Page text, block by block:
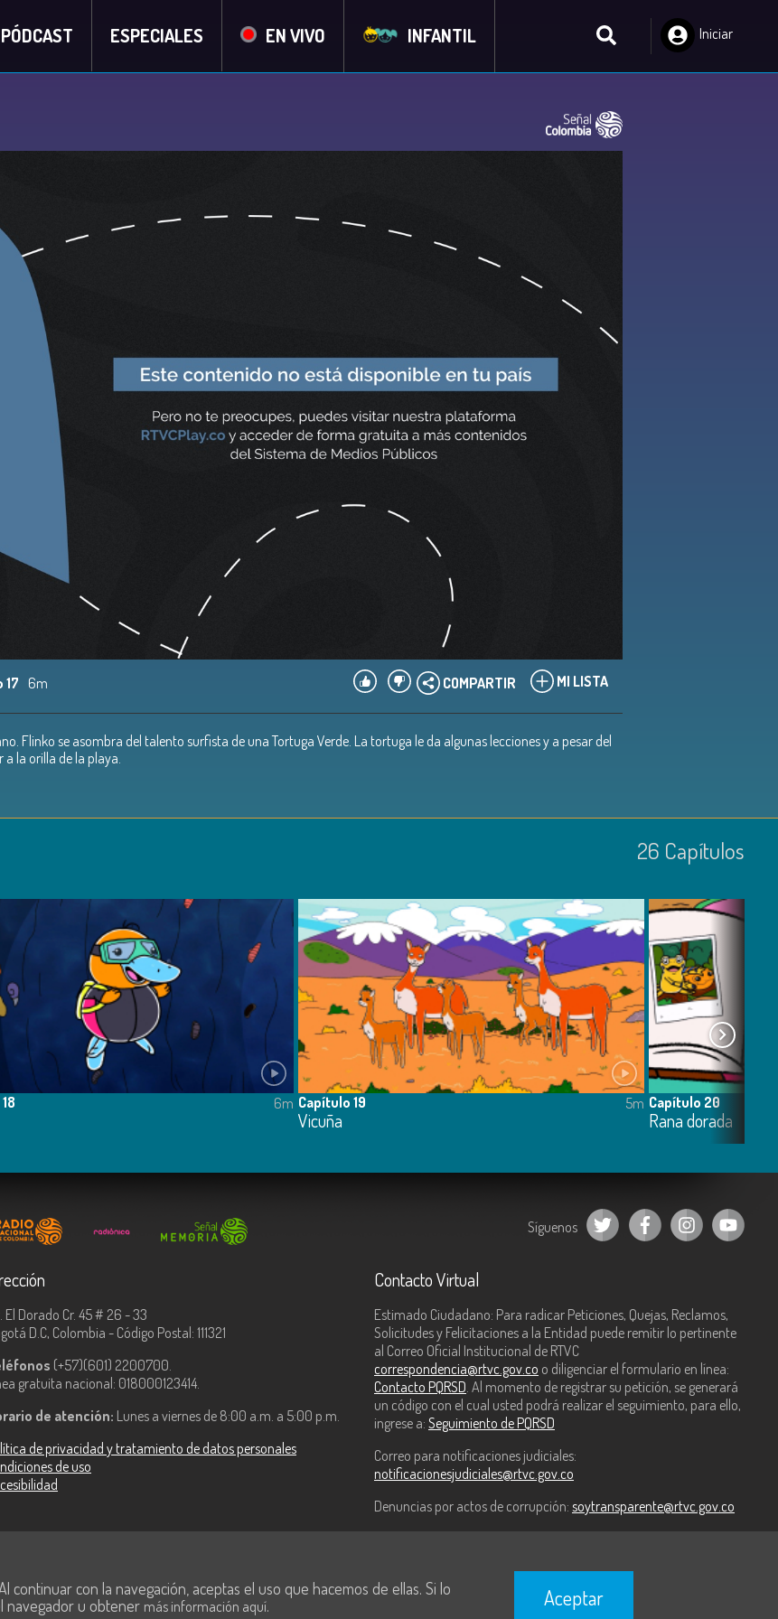
PÓDCAST ESPECIALES EN VIVO INFANTIL
Iniciar
17 6m MI LISTA
COMPARTIR
Flinko se asombra del talento surfista de una Tortuga Verde. La tortuga le da algunas lecciones y a pesar del
la orilla de la playa.
26 Capí­tulos
6m Capítulo 19
Vicuña
5m Capítulo 20
Rana dorada
Síguenos
El Dorado Cr. 45 # 26 - 33
D.C, Colombia - Código Postal: 111321
(+57)(601) 2200700.
gratuita nacional: 018000123414.
de atención: Lunes a viernes de 8:00 a.m. a 5:00 p.m.
de privacidad y tratamiento de datos personales
de uso
Contacto Virtual
Estimado Ciudadano: Para radicar Peticiones, Quejas, Reclamos,
Solicitudes y Felicitaciones a la Entidad puede remitir lo pertinente
al Correo Oficial Institucional de RTVC
correspondencia@rtvc.gov.co o diligenciar el formulario en línea:
Contacto PQRSD . Al momento de registrar su petición, se generará
un código con el cual usted podrá realizar el seguimiento, para ello,
ingrese a: Seguimiento de PQRSD
Correo para notificaciones judiciales:
notificacionesjudiciales@rtvc.gov.co
Denuncias por actos de corrupción: soytransparente@rtvc.gov.co
continuar con la navegación, aceptas el uso que hacemos de ellas. Si lo
navegador u obtener más información aquí. Aceptar